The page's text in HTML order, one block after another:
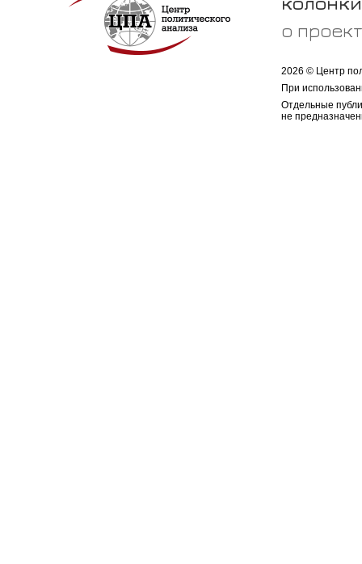
о
2026 © Центр
При
Отдельные
не